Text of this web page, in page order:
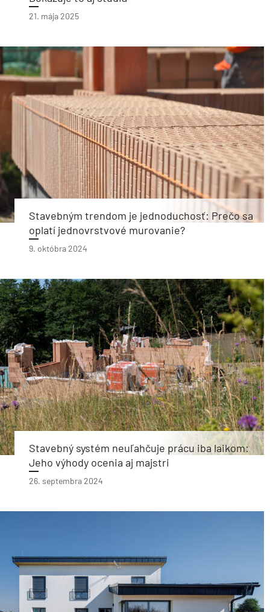
21. mája 2025
Stavebným trendom je jednoduchosť: Prečo sa
oplatí jednovrstvové murovanie?
9. októbra 2024
Stavebný systém neuľahčuje prácu iba laikom:
Jeho výhody ocenia aj majstri
26. septembra 2024